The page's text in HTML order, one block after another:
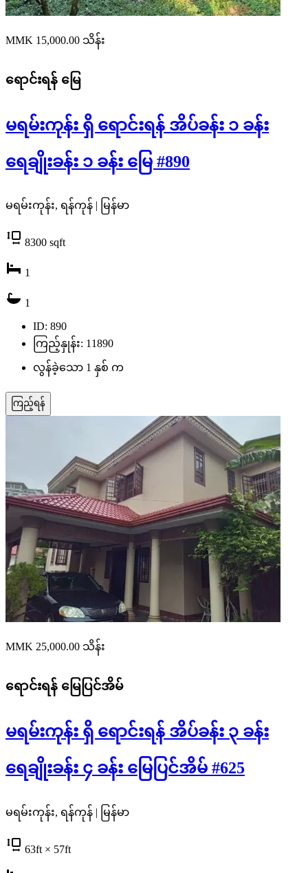
MMK 15,000.00 သိန်း
ရောင်းရန် မြေ
မရမ်းကုန်း ရှိ ရောင်းရန် အိပ်ခန်း ၁ ခန်း
ရေချိုးခန်း ၁ ခန်း မြေ #890
မရမ်းကုန်း, ရန်ကုန် | မြန်မာ
8300 sqft
1
1
ID: 890
ကြည့်နှုန်း: 11890
လွန်ခဲ့သော 1 နှစ် က
ကြည့်ရန်
MMK 25,000.00 သိန်း
ရောင်းရန် မြေပြင်အိမ်
မရမ်းကုန်း ရှိ ရောင်းရန် အိပ်ခန်း ၃ ခန်း
ရေချိုးခန်း ၄ ခန်း မြေပြင်အိမ် #625
မရမ်းကုန်း, ရန်ကုန် | မြန်မာ
63ft × 57ft